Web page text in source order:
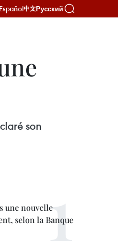
Español中文Русский
son
une nouvelle
selon la Banque